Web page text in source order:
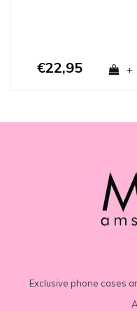
€22,95 +
Exclusive phone cases